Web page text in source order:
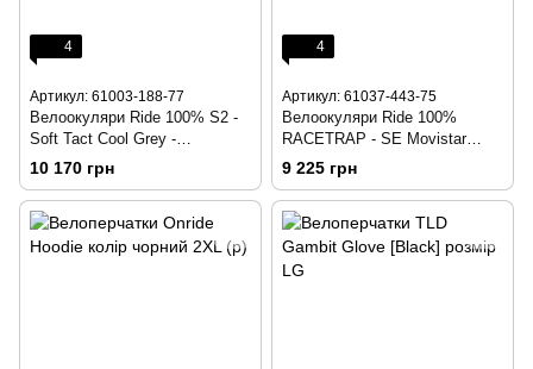
4
Артикул: 61003-188-77
Велоокуляри Ride 100% S2 -
Soft Tact Cool Grey -
Photochromic Lens,
Photochromic Lens
10 170 грн
4
Артикул: 61037-443-75
Велоокуляри Ride 100%
RACETRAP - SE Movistar
Team White - HiPER Blue
Multilayer Mirror Lens, Mirror
Lens
9 225 грн